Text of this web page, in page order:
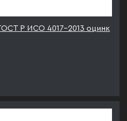
Р ИСО 4017-2013 оцинк